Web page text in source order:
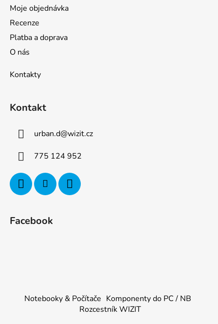
Moje objednávka
Recenze
Platba a doprava
O nás
Kontakty
Kontakt
urban.d@wizit.cz
775 124 952
Facebook
Notebooky & Počítače Komponenty do PC / NB
Rozcestník WIZIT